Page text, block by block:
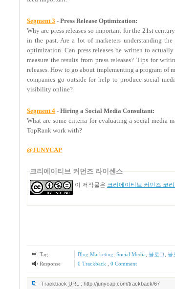
Segment 3 - Press Release Optimization:
Why are press releases so important for the 21st
in the past. Are a lot of marketers understanding the
optimization. Can press releases be written to
measure the results from press releases? Tips for
releases. How to go about implementing a program of
companies go outside for help to produce social
visibility online?
Segment 4 - Hiring a Social Media Consultant:
What are some criteria for evaluating a social media
TopRank work with?
@JUNYCAP
크리에이티브 커먼즈 라이센스
이 저작물은 크리에이티브 커먼즈 코
Tag Blog Marketing Social Media 블로그 블
Response
0 Trackback 0 Comment
Trackback URL : http://junycap.com/trackback/67